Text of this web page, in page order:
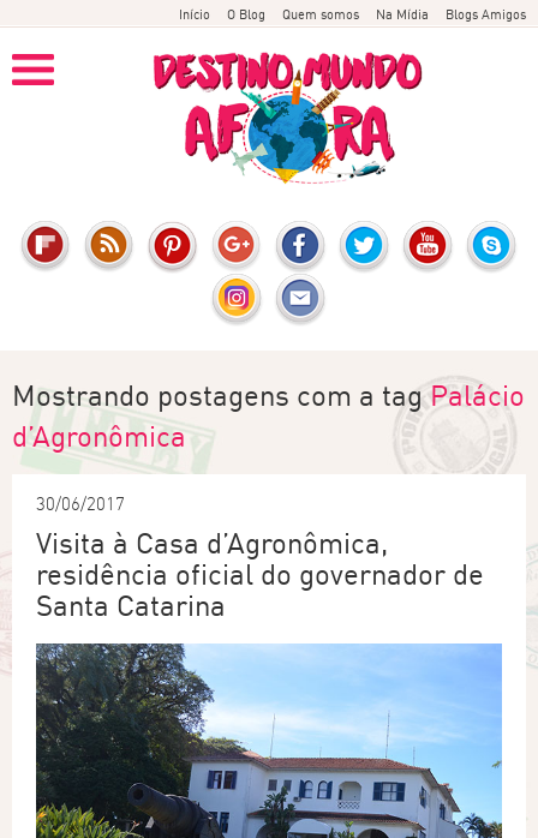
Início O Blog Quem somos Na Mídia Blogs Amigos
Mostrando postagens com a tagPalácio
d’Agronômica
30/06/2017
Visita à Casa d’Agronômica,
residência oficial do governador de
Santa Catarina